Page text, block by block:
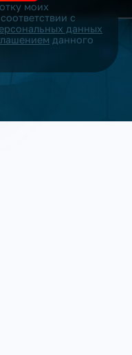
моих
с
данных
данного